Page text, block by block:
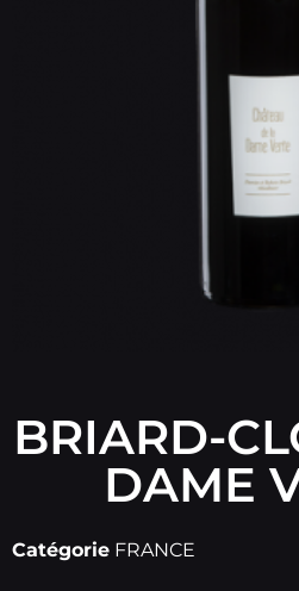
BRIARD-
DAME
Catégorie FRANCE